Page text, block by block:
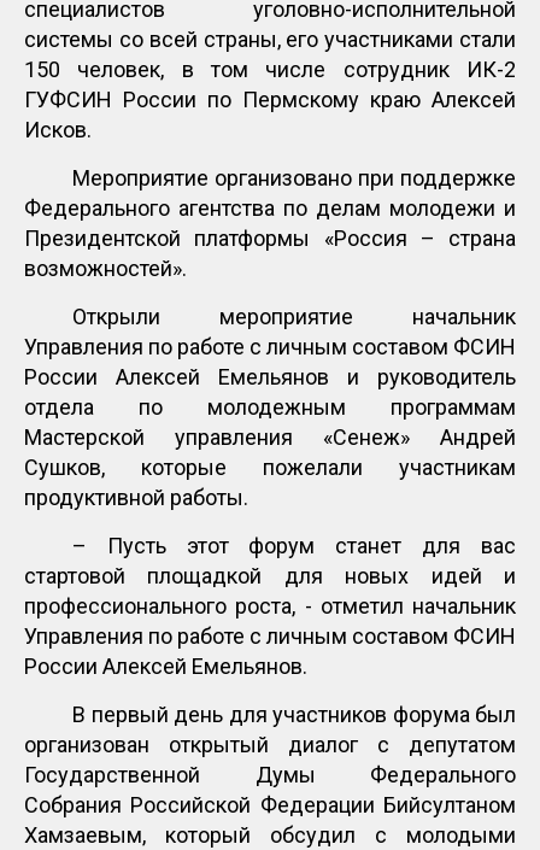
специалистов уголовно-исполнительной
системы со всей страны, его участниками стали
150 человек, в том числе сотрудник ИК-2
ГУФСИН России по Пермскому краю Алексей
Исков.
Мероприятие организовано при поддержке
Федерального агентства по делам молодежи и
Президентской платформы «Россия – страна
возможностей».
Открыли мероприятие начальник
Управления по работе с личным составом ФСИН
России Алексей Емельянов и руководитель
отдела по молодежным программам
Мастерской управления «Сенеж» Андрей
Сушков, которые пожелали участникам
продуктивной работы.
– Пусть этот форум станет для вас
стартовой площадкой для новых идей и
профессионального роста, - отметил начальник
Управления по работе с личным составом ФСИН
России Алексей Емельянов.
В первый день для участников форума был
организован открытый диалог с депутатом
Государственной Думы Федерального
Собрания Российской Федерации Бийсултаном
Хамзаевым, который обсудил с молодыми